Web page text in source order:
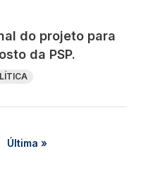
do projeto para
da PSP.
página
Última página
Última »